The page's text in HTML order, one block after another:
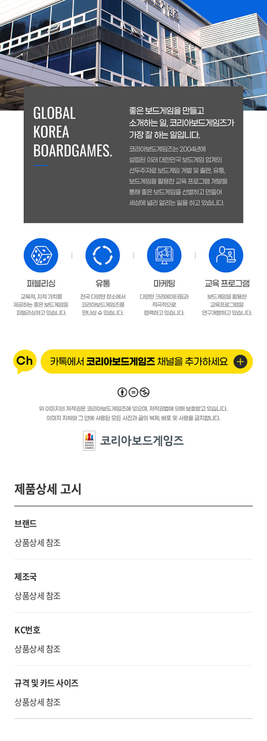
제품상세 고시
브랜드
상품상세 참조
제조국
상품상세 참조
KC번호
상품상세 참조
규격 및 카드 사이즈
상품상세 참조